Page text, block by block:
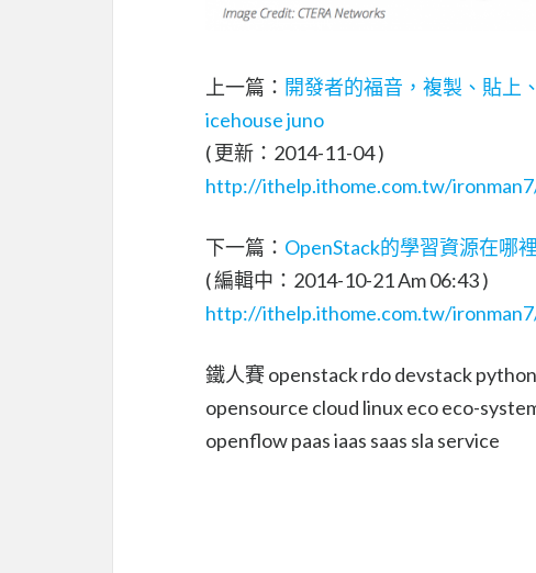
上一篇： 開發者的福音，複製、貼上
icehouse juno
( 更新：2014-11-04 )
http://ithelp.ithome.com.tw/
下一篇： OpenStack的學習資源在哪
( 編輯中：2014-10-21 Am 06:43 )
http://ithelp.ithome.com.tw/
鐵人賽 openstack rdo devstack
opensource cloud linux eco eco-
openflow paas iaas saas sla service